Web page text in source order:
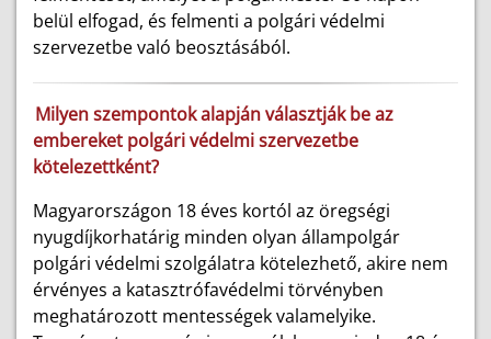
belül elfogad, és felmenti a polgári védelmi
szervezetbe való beosztásából.
Milyen szempontok alapján választják be az
embereket polgári védelmi szervezetbe
kötelezettként?
Magyarországon 18 éves kortól az öregségi
nyugdíjkorhatárig minden olyan állampolgár
polgári védelmi szolgálatra kötelezhető, akire nem
érvényes a katasztrófavédelmi törvényben
meghatározott mentességek valamelyike.